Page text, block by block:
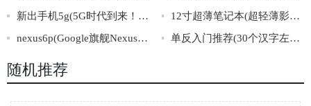
新出手机5g(5G时代到来！全新智能手机横空出世！)
12寸超薄笔记本(超轻薄影笔记本：12英寸超轻薄笔记本电脑推荐)
nexus6p(Google旗舰Nexus6P：设计经典，性能出众)
单反入门推荐(30个汉字左右的推荐：单反刚入门？这些数码单反推荐让你轻松拍出专业级照片)
随机推荐